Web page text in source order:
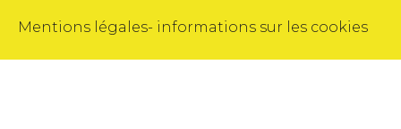
Mentions légales- informations sur les cookies